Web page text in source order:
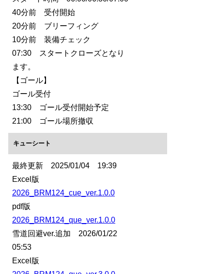
40分前 受付開始
20分前 ブリーフィング
10分前 装備チェック
07:30 スタートクローズとなり
ます。
【ゴール】
ゴール受付
13:30 ゴール受付開始予定
21:00 ゴール場所撤収
キューシート
最終更新 2025/01/04 19:39
Excel版
2026_BRM124_cue_ver.1.0.0
pdf版
2026_BRM124_que_ver.1.0.0
雪道回避ver.追加 2026/01/22
05:53
Excel版